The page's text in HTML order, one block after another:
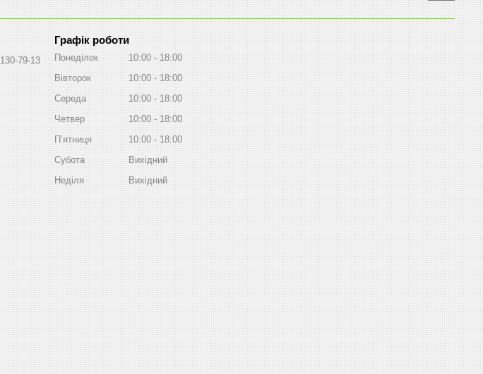
79-13
Графік роботи
Понеділок 10:00
18:00
Вівторок
10:00
18:00
Середа
10:00
18:00
Четвер
10:00
18:00
Пʼятниця
10:00
18:00
Субота
Вихідний
Неділя
Вихідний